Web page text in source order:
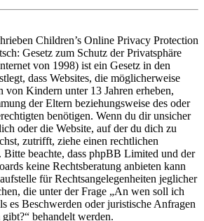
Children’s Online Privacy Protection
Gesetz zum Schutz der Privatsphäre
von 1998) ist ein Gesetz in den
dass Websites, die möglicherweise
von Kindern unter 13 Jahren erheben,
der Eltern beziehungsweise des oder
benötigen. Wenn du dir unsicher
oder die Website, auf der du dich zu
zutrifft, ziehe einen rechtlichen
Bitte beachte, dass phpBB Limited und der
keine Rechtsberatung anbieten kann
für Rechtsangelegenheiten jeglicher
die unter der Frage „An wen soll ich
es Beschwerden oder juristische Anfragen
behandelt werden.